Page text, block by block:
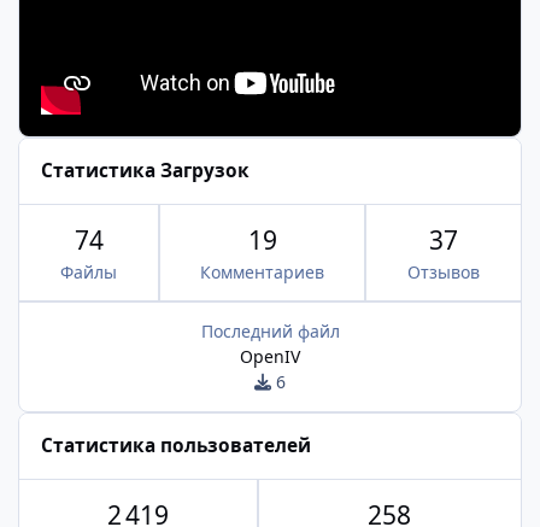
Статистика Загрузок
74
Файлы
19
Комментариев
37
Отзывов
Последний файл
OpenIV
6
Статистика пользователей
2 419 258